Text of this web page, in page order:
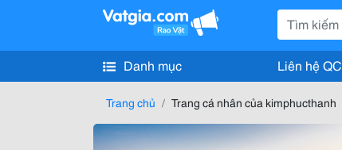
Danh mục Liên hệ QC
Trang chủ Trang cá nhân của kimphucthanh